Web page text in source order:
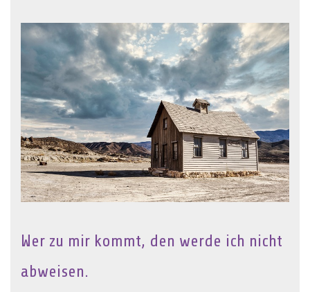
Wer zu mir kommt, den werde ich nicht
abweisen.